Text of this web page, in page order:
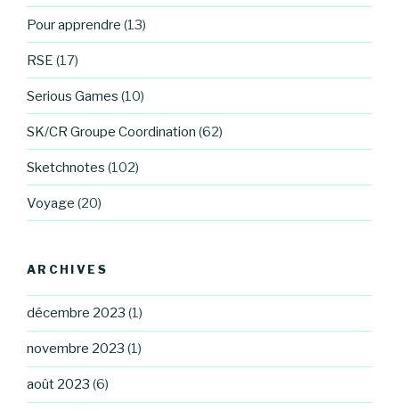
Pour apprendre (13)
RSE (17)
Serious Games (10)
SK/CR Groupe Coordination (62)
Sketchnotes (102)
Voyage (20)
ARCHIVES
décembre 2023 (1)
novembre 2023 (1)
août 2023 (6)